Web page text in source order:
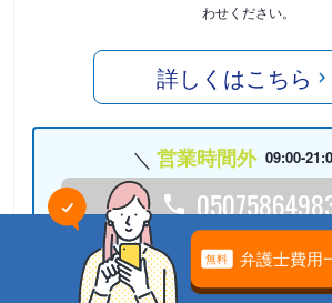
わせください。
詳しくはこちら
営業時間外 09:00-
24時間受付中